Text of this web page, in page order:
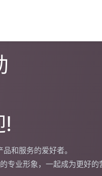
!
和服务的爱好者。
专业形象，一起成为更好的